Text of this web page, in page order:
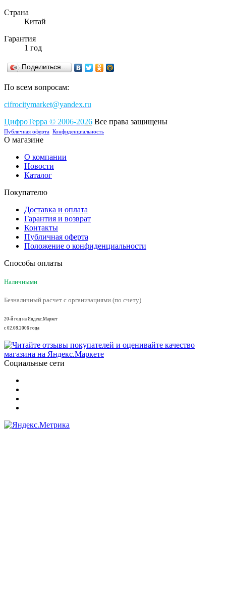
Страна
Китай
Гарантия
1 год
Поделиться…
По всем вопросам:
cifrocitymarket@yandex.ru
ЦифроТерра © 2006-2026 Все права защищены
Публичная оферта Конфиденциальность
О магазине
О компании
Новости
Каталог
Покупателю
Доставка и оплата
Гарантия и возврат
Контакты
Публичная оферта
Положение о конфиденциальности
Способы оплаты
Наличными
Безналичный расчет с организациями (по счету)
20-й год на Яндекс.Маркет
с 02.08.2006 года
Социальные сети